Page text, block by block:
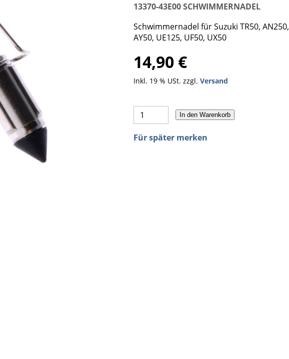
13370-43E00 SCHWIMMERNADEL
Schwimmernadel für Suzuki TR50, AN250,
AY50, UE125, UF50, UX50
14,90 €
Inkl. 19 % USt. zzgl.Versand
In den Warenkorb
Für später merken